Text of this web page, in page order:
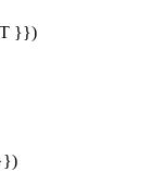
}})